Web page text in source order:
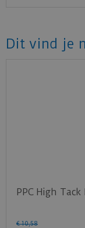
Dit vind je
PPC High
€ 10,58